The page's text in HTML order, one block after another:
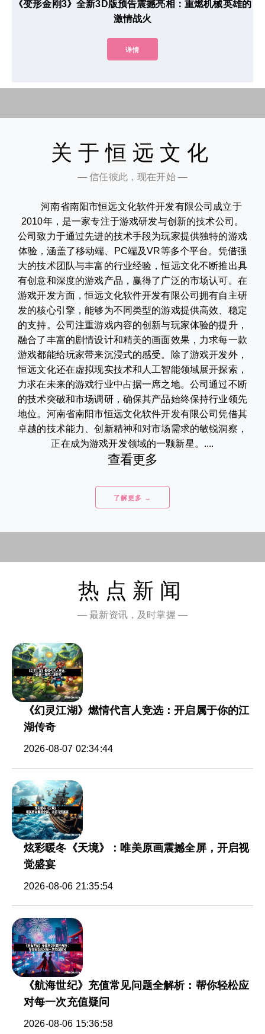
《变形金刚3》全新3D版预告震撼亮相：重燃机械英雄的
激情战火
详情
关于恒远文化
— 信任彼此，现在开始 —
河南省南阳市恒远文化软件开发有限公司成立于
2010年，是一家专注于游戏研发与创新的技术公司。
公司致力于通过先进的技术手段为玩家提供独特的游戏
体验，涵盖了移动端、PC端及VR等多个平台。凭借强
大的技术团队与丰富的行业经验，恒远文化不断推出具
有创意和深度的游戏产品，赢得了广泛的市场认可。在
游戏开发方面，恒远文化软件开发有限公司拥有自主研
发的核心引擎，能够为不同类型的游戏提供高效、稳定
的支持。公司注重游戏内容的创新与玩家体验的提升，
融合了丰富的剧情设计和精美的画面效果，力求每一款
游戏都能给玩家带来沉浸式的感受。除了游戏开发外，
恒远文化还在虚拟现实技术和人工智能领域展开探索，
力求在未来的游戏行业中占据一席之地。公司通过不断
的技术突破和市场调研，确保其产品始终保持行业领先
地位。河南省南阳市恒远文化软件开发有限公司凭借其
卓越的技术能力、创新精神和对市场需求的敏锐洞察，
正在成为游戏开发领域的一颗新星。....
查看更多
了解更多 →
热点新闻
— 最新资讯，及时掌握 —
《幻灵江湖》燃情代言人竞选：开启属于你的江
湖传奇
2026-08-07 02:34:44
炫彩暖冬《天境》：唯美原画震撼全屏，开启视
觉盛宴
2026-08-06 21:35:54
《航海世纪》充值常见问题全解析：帮你轻松应
对每一次充值疑问
2026-08-06 15:36:58